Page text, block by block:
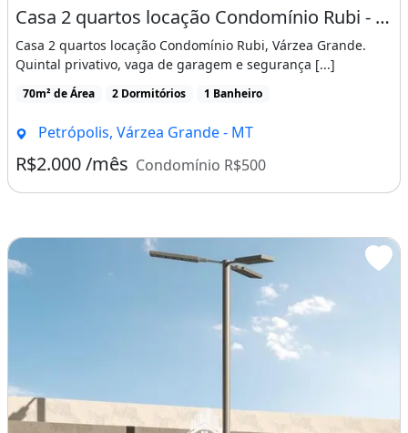
Casa 2 quartos locação Condomínio Rubi - Várzea Grande - MT
Casa 2 quartos locação Condomínio Rubi, Várzea Grande.
Quintal privativo, vaga de garagem e segurança [...]
70m² de Área 2 Dormitórios 1 Banheiro
Petrópolis, Várzea Grande - MT
R$2.000 /mês Condomínio R$500